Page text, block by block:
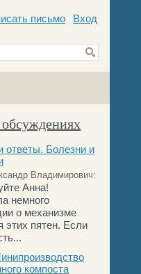
письмо Вход
ответы. Болезни и
Владимирович:
Анна!
немного
о механизме
этих пятен. Если
компоста